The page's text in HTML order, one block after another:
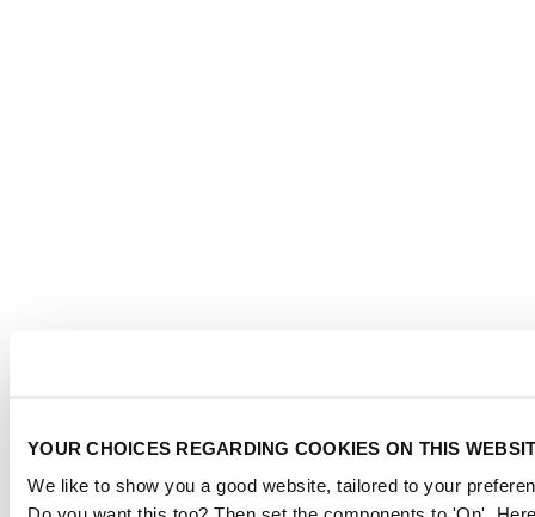
YOUR CHOICES REGARDING COOKIES ON THIS
We like to show you a good website, tailored to your